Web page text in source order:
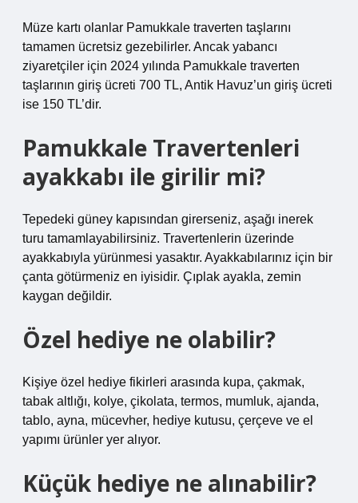
Müze kartı olanlar Pamukkale traverten taşlarını
tamamen ücretsiz gezebilirler. Ancak yabancı
ziyaretçiler için 2024 yılında Pamukkale traverten
taşlarının giriş ücreti 700 TL, Antik Havuz’un giriş ücreti
ise 150 TL’dir.
Pamukkale Travertenleri
ayakkabı ile girilir mi?
Tepedeki güney kapısından girerseniz, aşağı inerek
turu tamamlayabilirsiniz. Travertenlerin üzerinde
ayakkabıyla yürünmesi yasaktır. Ayakkabılarınız için bir
çanta götürmeniz en iyisidir. Çıplak ayakla, zemin
kaygan değildir.
Özel hediye ne olabilir?
Kişiye özel hediye fikirleri arasında kupa, çakmak,
tabak altlığı, kolye, çikolata, termos, mumluk, ajanda,
tablo, ayna, mücevher, hediye kutusu, çerçeve ve el
yapımı ürünler yer alıyor.
Küçük hediye ne alınabilir?